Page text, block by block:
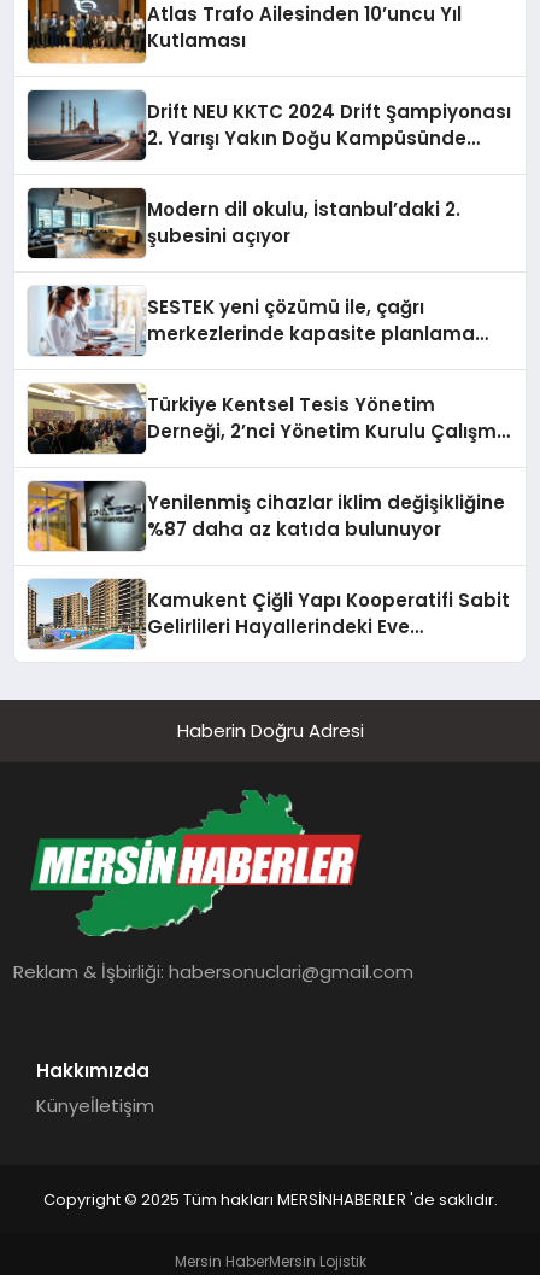
Atlas Trafo Ailesinden 10’uncu Yıl
Kutlaması
Drift NEU KKTC 2024 Drift Şampiyonası
2. Yarışı Yakın Doğu Kampüsünde
Modern dil okulu, İstanbul’daki 2.
şubesini açıyor
SESTEK yeni çözümü ile, çağrı
merkezlerinde kapasite planlama
Türkiye Kentsel Tesis Yönetim
Derneği, 2’nci Yönetim Kurulu Çalışma
Yenilenmiş cihazlar iklim değişikliğine
%87 daha az katıda bulunuyor
Kamukent Çiğli Yapı Kooperatifi Sabit
Gelirlileri Hayallerindeki Eve
Haberin Doğru Adresi
Reklam & İşbirliği:habersonuclari@gmail.com
Hakkımızda
Künyeİletişim
Copyright © 2025 Tüm hakları MERSİNHABERLER 'de saklıdır.
Mersin HaberMersin Lojistik